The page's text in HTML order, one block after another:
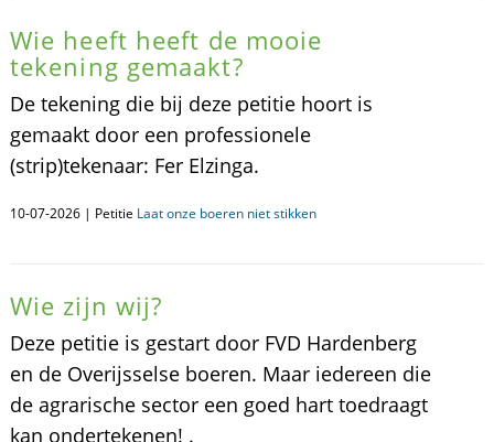
Wie heeft heeft de mooie
tekening gemaakt?
De tekening die bij deze petitie hoort is
gemaakt door een professionele
(strip)tekenaar: Fer Elzinga.
10-07-2026 | Petitie Laat onze boeren niet stikken
Wie zijn wij?
Deze petitie is gestart door FVD Hardenberg
en de Overijsselse boeren. Maar iedereen die
de agrarische sector een goed hart toedraagt
kan ondertekenen! .